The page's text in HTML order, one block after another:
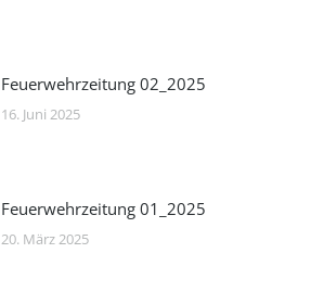
Feuerwehrzeitung 02_2025
16. Juni 2025
Feuerwehrzeitung 01_2025
20. März 2025